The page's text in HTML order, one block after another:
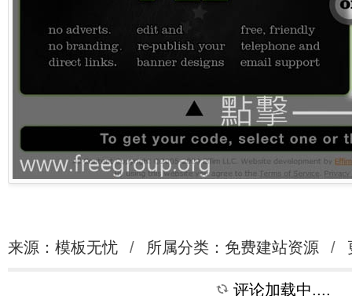
来源：模板无忧 / 所属分类： 免费建站资源 /
评论加载中....